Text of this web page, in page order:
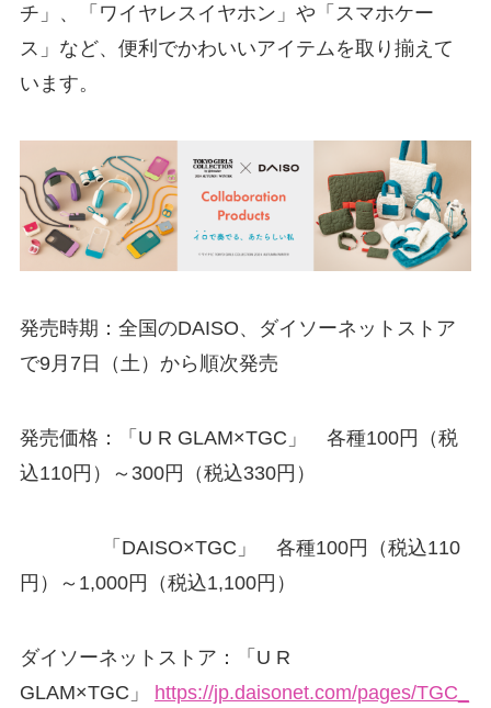
チ」、「ワイヤレスイヤホン」や「スマホケー
ス」など、便利でかわいいアイテムを取り揃えて
います。
発売時期：全国のDAISO、ダイソーネットストア
で9月7日（土）から順次発売
発売価格：「U R GLAM×TGC」 各種100円（税
込110円）～300円（税込330円）
「DAISO×TGC」 各種100円（税込110
円）～1,000円（税込1,100円）
ダイソーネットストア：「U R
GLAM×TGC」 https://jp.daisonet.com/pages/TGC_